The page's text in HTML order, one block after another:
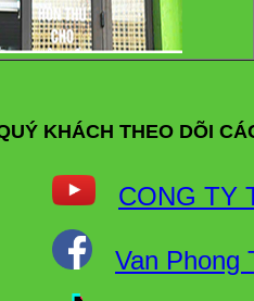
KHÁCH THEO DÕI
CONG TY
Van Phong